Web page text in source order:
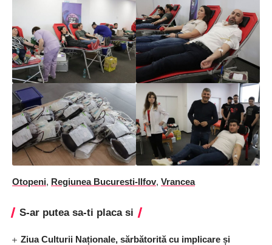
Otopeni, Regiunea Bucuresti-Ilfov, Vrancea
S-ar putea sa-ti placa si
Ziua Culturii Naționale, sărbătorită cu implicare și